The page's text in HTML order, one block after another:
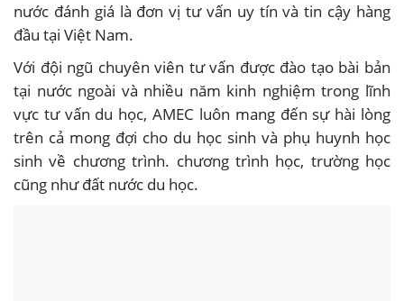
nước đánh giá là đơn vị tư vấn uy tín và tin cậy hàng
đầu tại Việt Nam.
Với đội ngũ chuyên viên tư vấn được đào tạo bài bản
tại nước ngoài và nhiều năm kinh nghiệm trong lĩnh
vực tư vấn du học, AMEC luôn mang đến sự hài lòng
trên cả mong đợi cho du học sinh và phụ huynh học
sinh về chương trình. chương trình học, trường học
cũng như đất nước du học.